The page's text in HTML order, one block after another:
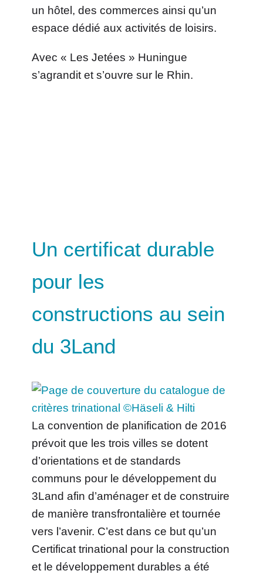
un hôtel, des commerces ainsi qu’un
espace dédié aux activités de loisirs.
Avec « Les Jetées » Huningue
s’agrandit et s’ouvre sur le Rhin.
Un certificat durable
pour les
constructions au sein
du 3Land
La convention de planification de 2016
prévoit que les trois villes se dotent
d’orientations et de standards
communs pour le développement du
3Land afin d’aménager et de construire
de manière transfrontalière et tournée
vers l’avenir. C’est dans ce but qu’un
Certificat trinational pour la construction
et le développement durables a été